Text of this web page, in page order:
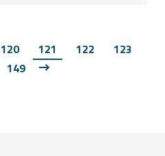
120 121 122
123
149